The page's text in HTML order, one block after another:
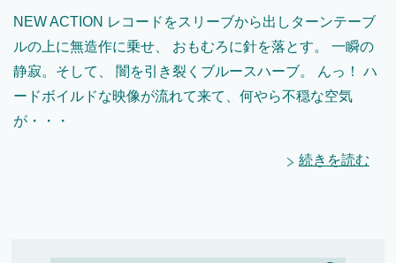
NEW ACTION レコードをスリーブから出しターンテーブ
ルの上に無造作に乗せ、 おもむろに針を落とす。 一瞬の
静寂。そして、 闇を引き裂くブルースハーブ。 んっ！ ハ
ードボイルドな映像が流れて来て、何やら不穏な空気
が・・・
続きを読む